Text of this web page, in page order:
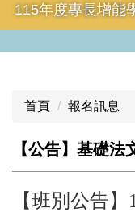
115年度專長增能
首頁 報名訊息
【公告】基礎
【班別公告